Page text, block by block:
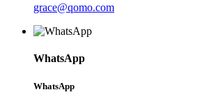
grace@qomo.com
WhatsApp
WhatsApp